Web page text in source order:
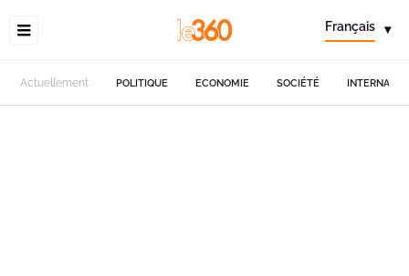
Français ▾
Actuellement POLITIQUE ECONOMIE SOCIÉTÉ